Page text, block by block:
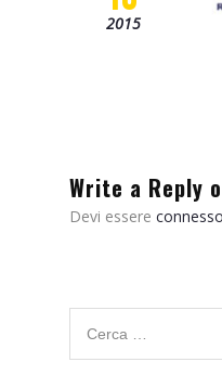
2015
Write a Reply
Devi essere connesso